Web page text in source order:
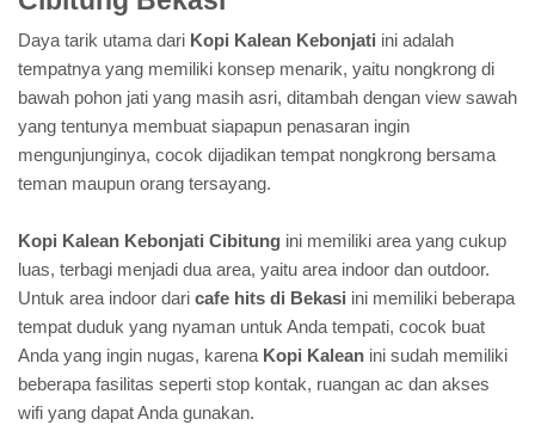
Daya tarik utama dari Kopi Kalean Kebonjati ini adalah
tempatnya yang memiliki konsep menarik, yaitu nongkrong di
bawah pohon jati yang masih asri, ditambah dengan view sawah
yang tentunya membuat siapapun penasaran ingin
mengunjunginya, cocok dijadikan tempat nongkrong bersama
teman maupun orang tersayang.
Kopi Kalean Kebonjati Cibitung ini memiliki area yang cukup
luas, terbagi menjadi dua area, yaitu area indoor dan outdoor.
Untuk area indoor dari cafe hits di Bekasi ini memiliki beberapa
tempat duduk yang nyaman untuk Anda tempati, cocok buat
Anda yang ingin nugas, karena Kopi Kalean ini sudah memiliki
beberapa fasilitas seperti stop kontak, ruangan ac dan akses
wifi yang dapat Anda gunakan.